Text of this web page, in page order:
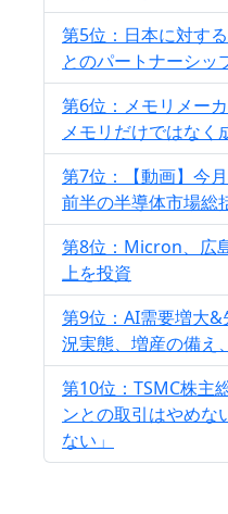
第5位：日本に対す
とのパートナーシッ
第6位：メモリメー
メモリだけではなく
第7位：【動画】今
前半の半導体市場総
第8位：Micron、広
上を投資
第9位：AI需要増大
況実態、増産の備え
第10位：TSMC株主
ンとの取引はやめ
ない」